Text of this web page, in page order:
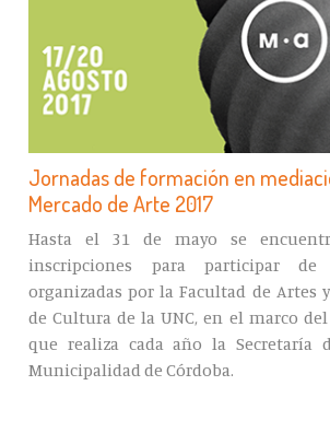
Jornadas de formación en
Mercado de Arte 2017
Hasta el 31 de mayo se
inscripciones para participar de
organizadas por la Facultad de Artes
de Cultura de la UNC, en el marco
que realiza cada año la Secretaría
Municipalidad de Córdoba.